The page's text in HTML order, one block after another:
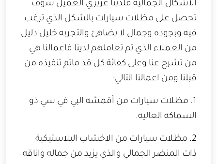
الاشكال الجمالية فلدينا عزيزي العميل سوف
تحصل على مظلات سيارات بالشكل الذي ترغب
فيه وبجوده وجمال لا يضاهئ والتجربه خليل دليل
من العملاء الذي تم تعاملهم لدينا فاعمالنا هي
من تشرح عنا وعلى كفائة كل قد ماتم تنفيذه من
قبلنا ومن اعمالنا التالي:
1. مظلات سيارات من أقمشه البي في سي ذو
السماكه العاليه.
2. مظلات سيارات من الاخشاب البلاستيكية
ذات المنضر الجمالي والذي يزيد من جماله واناقه